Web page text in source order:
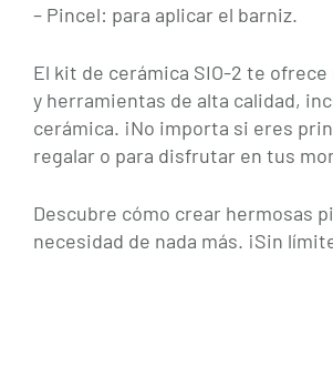
– Pincel: para aplicar el barniz.
El kit de cerámica SIO-2 te
y herramientas de alta calidad,
cerámica. ¡No importa si eres
regalar o para disfrutar en tus
Descubre cómo crear hermosas
necesidad de nada más. ¡Sin